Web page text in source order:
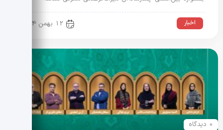
اخبار 12 بهمن 1404
0 دیدگاه